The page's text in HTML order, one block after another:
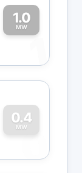
1.0
MW
1
0.4
MW
0